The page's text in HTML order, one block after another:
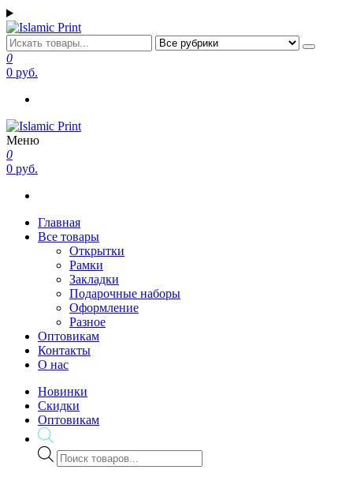
Перейти
к
содержимому
Islamic Print
Открытки, закладки рамки с напоминаниями и пожеланиями
0
0 руб.
Islamic Print
Открытки, закладки рамки с напоминаниями и пожеланиями
Меню
0
0 руб.
Главная
Все товары
Открытки
Рамки
Закладки
Подарочные наборы
Оформление
Разное
Оптовикам
Контакты
О нас
Новинки
Скидки
Оптовикам
Поиск
товаров